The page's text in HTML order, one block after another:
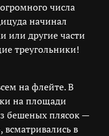
числа
начинал
или другие части
треугольники!
на флейте. В
на площади
бешеных плясок —
в